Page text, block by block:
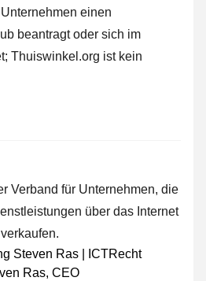
einen
beantragt oder sich im
Thuiswinkel.org ist kein
Verband für Unternehmen, die
über das Internet
verkaufen.
Ras, CEO